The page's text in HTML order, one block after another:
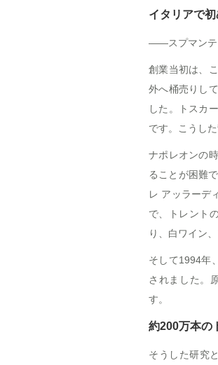
イタリアで
――スプマンテ
創業当初は、
外へ桶売りし
した。トスカ
です。こうし
ナポレオンの
ることが困難
レ アッラーデ
で、トレント
り、白ワイン
そして1994年
されました。
す。
約200万本の
そうした研究